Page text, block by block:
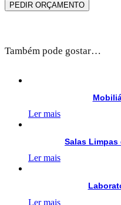
PEDIR ORÇAMENTO
Também pode gostar…
Ler mais
Salas
Ler mais
Ler mais